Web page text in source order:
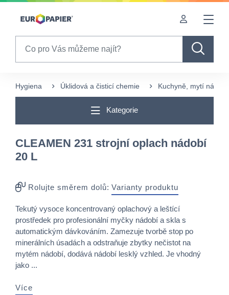
Table Of Content
Hygiena Úklidová a čisticí chemie Kuchyně, mytí nádobí
Kategorie
CLEAMEN 231 strojní oplach nádobí
20 L
Rolujte směrem dolů: Varianty produktu
Tekutý vysoce koncentrovaný oplachový a leštící
prostředek pro profesionální myčky nádobí a skla s
automatickým dávkováním. Zamezuje tvorbě stop po
minerálních úsadách a odstraňuje zbytky nečistot na
mytém nádobí, dodává nádobí lesklý vzhled. Je vhodný
jako ...
Více